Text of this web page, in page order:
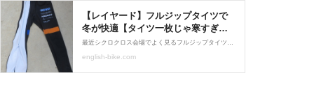
【レイヤード】フルジップタイツで
冬が快適【タイツ一枚じゃ寒すぎ
る】 - ローテク自転車研究所
最近シクロクロス会場でよく見るフルジップタイツでしょ？ そう。でも使えるシーンはシクロクロスだけ
english-bike.com